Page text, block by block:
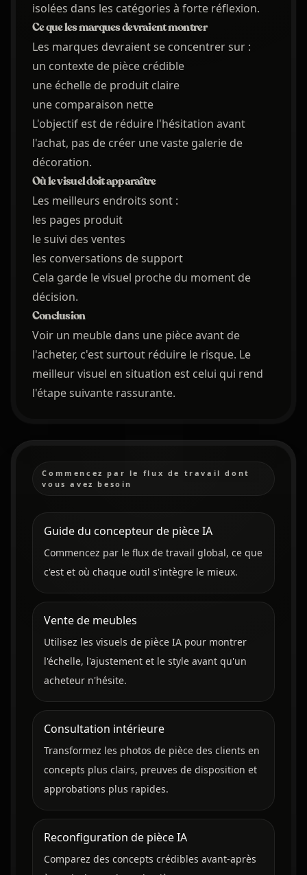
isolées dans les catégories à forte réflexion.
Ce que les marques devraient montrer
Les marques devraient se concentrer sur :
un contexte de pièce crédible
une échelle de produit claire
une comparaison nette
L'objectif est de réduire l'hésitation avant
l'achat, pas de créer une vaste galerie de
décoration.
Où le visuel doit apparaître
Les meilleurs endroits sont :
les pages produit
le suivi des ventes
les conversations de support
Cela garde le visuel proche du moment de
décision.
Conclusion
Voir un meuble dans une pièce avant de
l'acheter, c'est surtout réduire le risque. Le
meilleur visuel en situation est celui qui rend
l'étape suivante rassurante.
Commencez par le flux de travail dont
vous avez besoin
Guide du concepteur de pièce IA
Commencez par le flux de travail global, ce que
c'est et où chaque outil s'intègre le mieux.
Vente de meubles
Utilisez les visuels de pièce IA pour montrer
l'échelle, l'ajustement et le style avant qu'un
acheteur n'hésite.
Consultation intérieure
Transformez les photos de pièce des clients en
concepts plus clairs, preuves de disposition et
approbations plus rapides.
Reconfiguration de pièce IA
Comparez des concepts crédibles avant-après